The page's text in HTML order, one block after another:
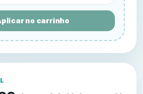
no carrinho